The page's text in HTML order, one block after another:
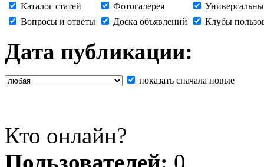
Каталог статей Фотогалерея
Вопросы и ответы
Доска объявлений Клубы
Дата публикации:
показать сначала новые
Кто онлайн?